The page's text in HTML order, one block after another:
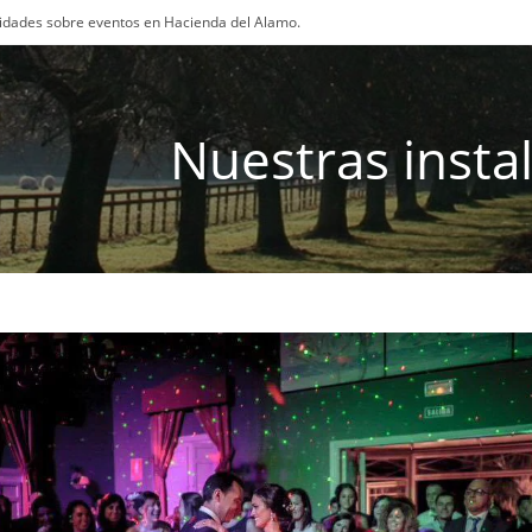
sobre eventos en Hacienda del Alamo.
Nuestras